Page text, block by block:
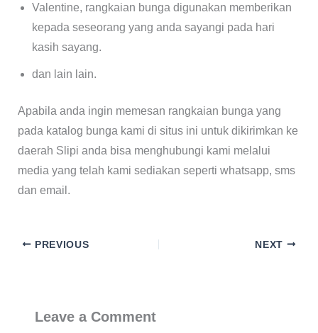
Valentine, rangkaian bunga digunakan memberikan
kepada seseorang yang anda sayangi pada hari
kasih sayang.
dan lain lain.
Apabila anda ingin memesan rangkaian bunga yang
pada katalog bunga kami di situs ini untuk dikirimkan ke
daerah Slipi anda bisa menghubungi kami melalui
media yang telah kami sediakan seperti whatsapp, sms
dan email.
PREVIOUS NEXT
Leave a Comment